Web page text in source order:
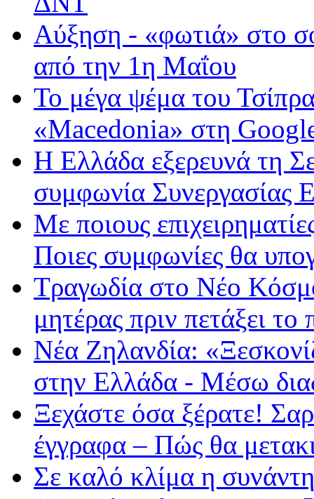
Αύξηση - «φωτιά» στο
από την 1η Μαΐου
Το μέγα ψέμα του
«Macedonia» στη Google
Η Ελλάδα εξερευνά τη
συμφωνία
Με ποιους
Ποιες συμφωνίες θα
Τραγωδία στο Νέο
μητέρας πριν πετάξει
Νέα Ζηλανδία:
στην Ελλάδα - Μέσω
Ξεχάστε όσα ξέρατε!
έγγραφα – Πώς θα
Σε καλό κλίμα η